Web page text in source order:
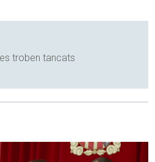
troben tancats